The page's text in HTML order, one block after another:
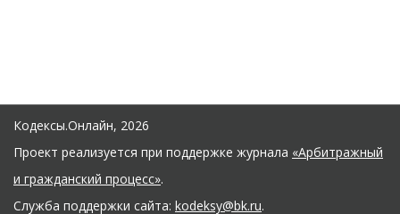
Кодексы.Онлайн, 2026
Проект реализуется при поддержке журнала «Арбитражный
и гражданский процесс».
Служба поддержки сайта: kodeksy@bk.ru.